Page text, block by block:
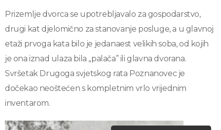
Prizemlje dvorca se upotrebljavalo za gospodarstvo,
drugi kat djelomično za stanovanje posluge, a u glavnoj
etaži prvoga kata bilo je jedanaest velikih soba, od kojih
je ona iznad ulaza bila „palača” ili glavna dvorana.
Svršetak Drugoga svjetskog rata Poznanovec je
dočekao neoštećen s kompletnim vrlo vrijednim
inventarom.